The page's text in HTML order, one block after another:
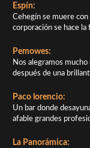
Espín:
Cehegín se muere
corporación se hace
Pemowes:
Nos alegramos
después de una
Paco lorencio:
Un bar donde
afable grandes
La Panorámica: